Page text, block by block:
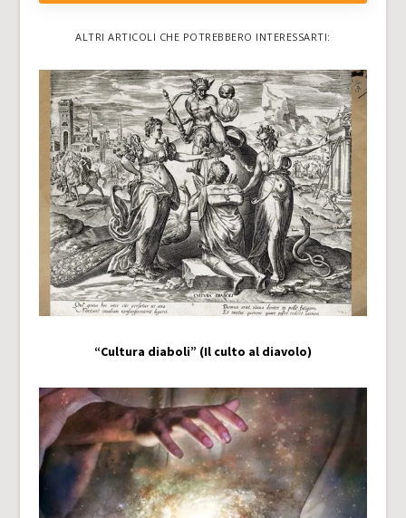
ALTRI ARTICOLI CHE POTREBBERO INTERESSARTI:
“Cultura diaboli” (Il culto al diavolo)